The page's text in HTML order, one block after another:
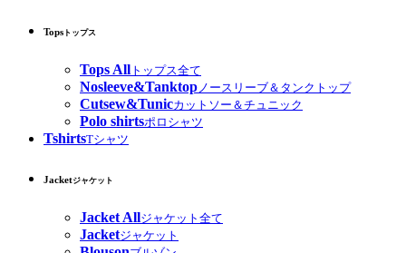
Tops トップス
Tops All トップス全て
Nosleeve&Tanktop ノースリーブ＆タンクトップ
Cutsew&Tunicカットソー＆チュニック
Polo shirtsポロシャツ
TshirtsTシャツ
Jacketジャケット
Jacket Allジャケット全て
Jacketジャケット